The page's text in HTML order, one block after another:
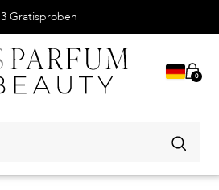
3 Gratisproben
0